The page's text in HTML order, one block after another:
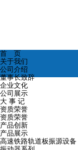
首 页
关于我们
公司介绍
董事长致辞
企业文化
公司展示
大 事 记
资质荣誉
资质荣誉
产品创新
产品展示
高速铁路轨道板振源设备